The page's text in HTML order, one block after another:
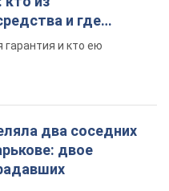
и где
гарантия и кто ею
два соседних
двое